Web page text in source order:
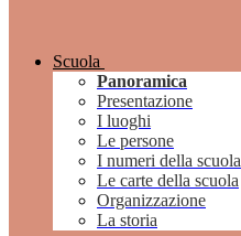
Scuola
Panoramica
Presentazione
I luoghi
Le persone
I numeri della scuola
Le carte della scuola
Organizzazione
La storia